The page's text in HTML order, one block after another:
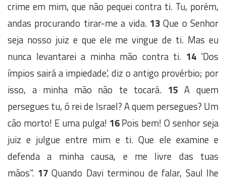
crime em mim, que não pequei contra ti. Tu, porém,
andas procurando tirar-me a vida. 13Que o Senhor
seja nosso juiz e que ele me vingue de ti. Mas eu
nunca levantarei a minha mão contra ti. 14'Dos
ímpios sairá a impiedade', diz o antigo provérbio; por
isso, a minha mão não te tocará. 15 A quem
persegues tu, ó rei de Israel? A quem persegues? Um
cão morto! E uma pulga! 16Pois bem! O senhor seja
juiz e julgue entre mim e ti. Que ele examine e
defenda a minha causa, e me livre das tuas
mãos". 17Quando Davi terminou de falar, Saul lhe